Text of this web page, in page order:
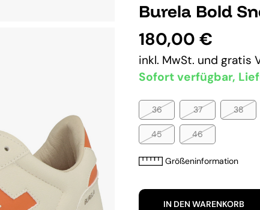
Burela Bold
180,00 €
inkl. MwSt. und gratis
Sofort verfügbar,
36 37 38
45 46
Größeninformation
IN DEN WARENKORB